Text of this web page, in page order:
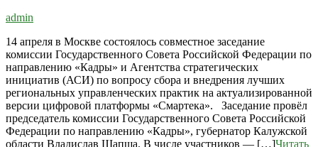
admin
14 апреля в Москве состоялось совместное заседание
комиссии Государственного Совета Российской Федерации по
направлению «Кадры» и Агентства стратегических
инициатив (АСИ) по вопросу сбора и внедрения лучших
региональных управленческих практик на актуализированной
версии цифровой платформы «Смартека». Заседание провёл
председатель комиссии Государственного Совета Российской
Федерации по направлению «Кадры», губернатор Калужской
области Владислав Шапша. В числе участников — […]Читать